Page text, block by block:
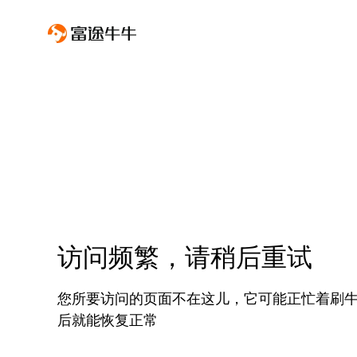
访问频繁，请稍后重试
您所要访问的页面不在这儿，它可能正忙着刷
后就能恢复正常